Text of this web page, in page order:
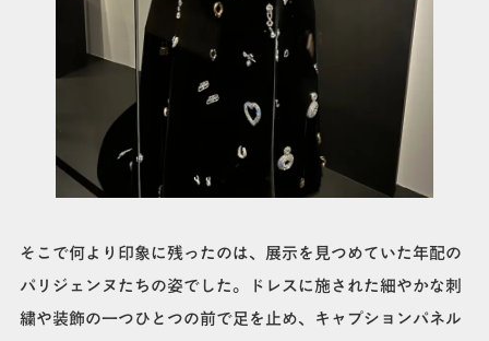
そこで何より印象に残ったのは、展示を見つめていた年配の
パリジェンヌたちの姿でした。ドレスに施された細やかな刺
繍や装飾の一つひとつの前で足を止め、キャプションパネル